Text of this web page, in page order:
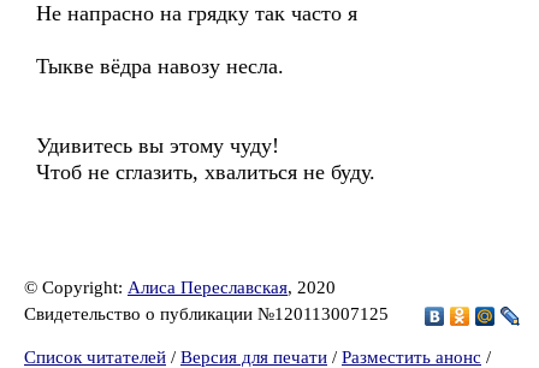
Не напрасно на грядку так часто я
Тыкве вёдра навозу несла.
Удивитесь вы этому чуду!
Чтоб не сглазить, хвалиться не буду.
© Copyright: Алиса Переславская, 2020
Свидетельство о публикации №120113007125
Список читателей / Версия для печати / Разместить анонс /